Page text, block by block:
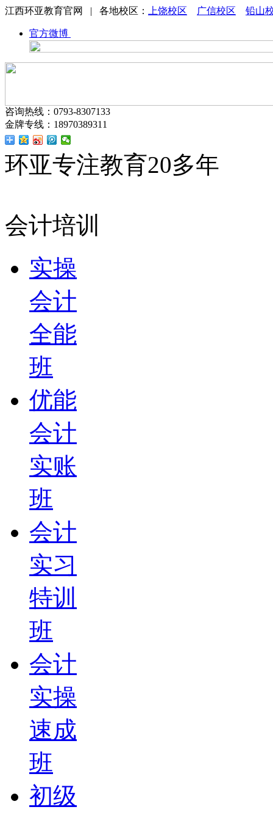
江西环亚教育官网 | 各地校区： 上饶校区 广信校区 铅山
官方微博
咨询热线：0793-8307133
金牌专线：18970389311
环亚专注教育20多年
会计培训
实操
会计
全能
班
优能
会计
实账
班
会计
实习
特训
班
会计
实操
速成
班
初级